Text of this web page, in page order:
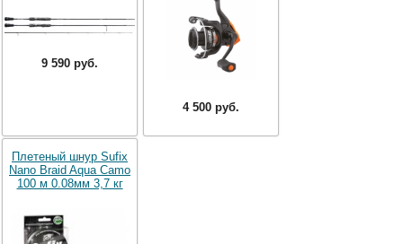
9 590 руб.
4 500 руб.
Плетеный шнур Sufix
Nano Braid Aqua Camo
100 м 0.08мм 3,7 кг